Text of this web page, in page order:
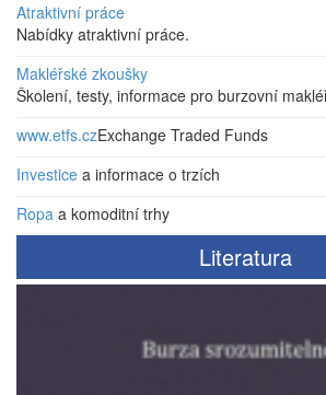
Atraktivní práce
Nabídky atraktivní práce.
Makléřské zkoušky
Školení, testy, informace pro burzovní
www.etfs.czExchange Traded Funds
Investice a informace o trzích
Ropa a komoditní trhy
Literatura